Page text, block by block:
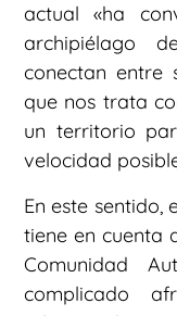
actual «ha
archipiélago
conectan entre
que nos trata
un territorio
velocidad
En este sentido,
tiene en cuenta
Comunidad
complicado